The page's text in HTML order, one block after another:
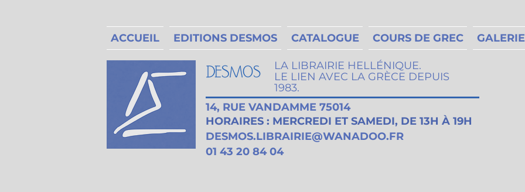
ACCUEIL EDITIONS DESMOS CATALOGUE COURS DE GREC GALERIE
LA LIBRAIRIE HELLÉNIQUE.
LE LIEN AVEC LA GRÈCE DEPUIS
1983.
14, RUE VANDAMME 75014
HORAIRES : MERCREDI ET SAMEDI, DE 13H À 19H
DESMOS.LIBRAIRIE@WANADOO.FR
01 43 20 84 04